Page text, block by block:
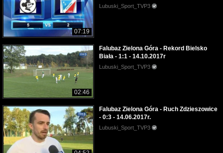
07:19
Lubuski_Sport_TVP3
02:46
Falubaz Zielona Góra - Rekord Bielsko
Biała - 1:1 - 14.10.2017r
Lubuski_Sport_TVP3
Falubaz Zielona Góra - Ruch Zdzieszowice
- 0:3 - 14.06.2017r.
Lubuski_Sport_TVP3